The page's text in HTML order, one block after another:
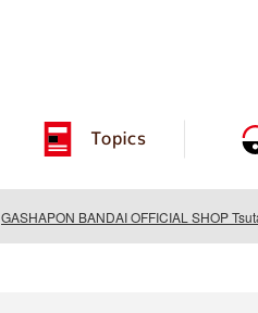
Topics
GASHAPON BANDAI OFFICIAL SHOP